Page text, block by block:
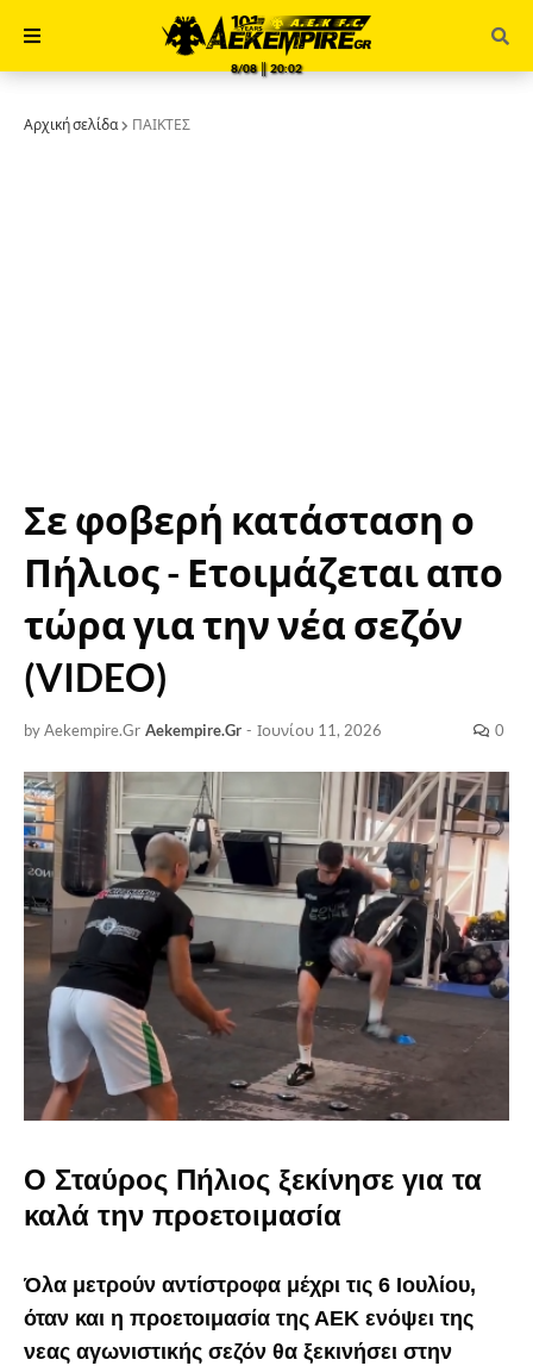
8/08 ║ 20:02
Αρχική σελίδα ΠΑΙΚΤΕΣ
Σε φοβερή κατάσταση ο
Πήλιος - Ετοιμάζεται απο
τώρα για την νέα σεζόν
(VIDEO)
by Aekempire.Gr Aekempire.Gr - Ιουνίου 11, 2026 0
Ο Σταύρος Πήλιος ξεκίνησε για τα
καλά την προετοιμασία
Όλα μετρούν αντίστροφα μέχρι τις 6 Ιουλίου,
όταν και η προετοιμασία της ΑΕΚ ενόψει της
νεας αγωνιστικής σεζόν θα ξεκινήσει στην